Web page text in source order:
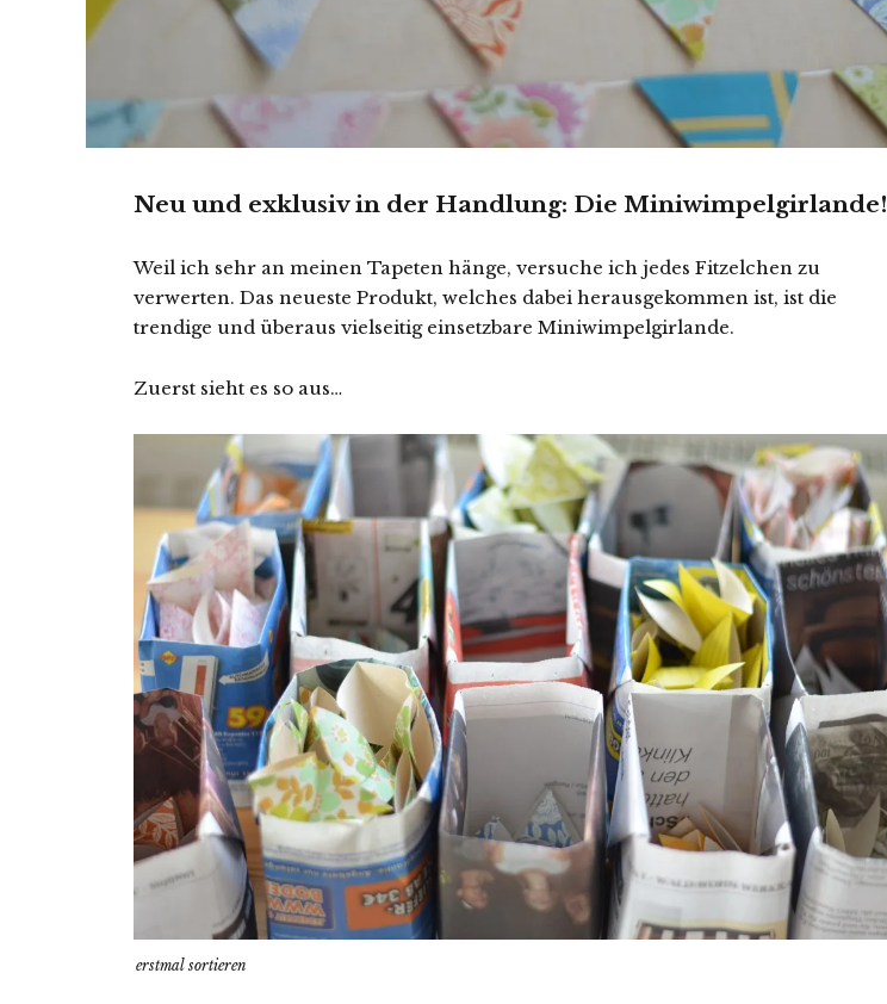
Neu und exklusiv in der Handlung: Die Miniwimpelgirlande!
Weil ich sehr an meinen Tapeten hänge, versuche ich jedes Fitzelchen zu
verwerten. Das neueste Produkt, welches dabei herausgekommen ist, ist die
trendige und überaus vielseitig einsetzbare Miniwimpelgirlande.
Zuerst sieht es so aus…
erstmal sortieren